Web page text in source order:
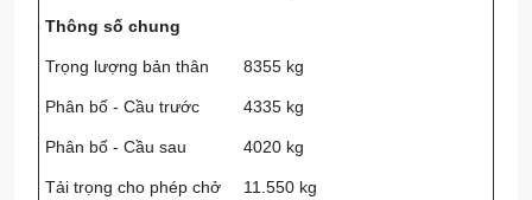
Thông số chung
Trọng lượng bản thân 8355 kg
Phân bố - Cầu trước 4335 kg
Phân bố - Cầu sau 4020 kg
Tải trọng cho phép chở 11.550 kg